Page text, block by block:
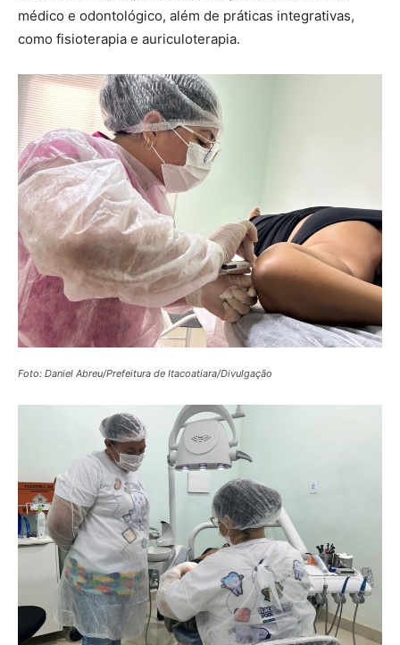
médico e odontológico, além de práticas integrativas,
como fisioterapia e auriculoterapia.
Foto: Daniel Abreu/Prefeitura de Itacoatiara/Divulgação